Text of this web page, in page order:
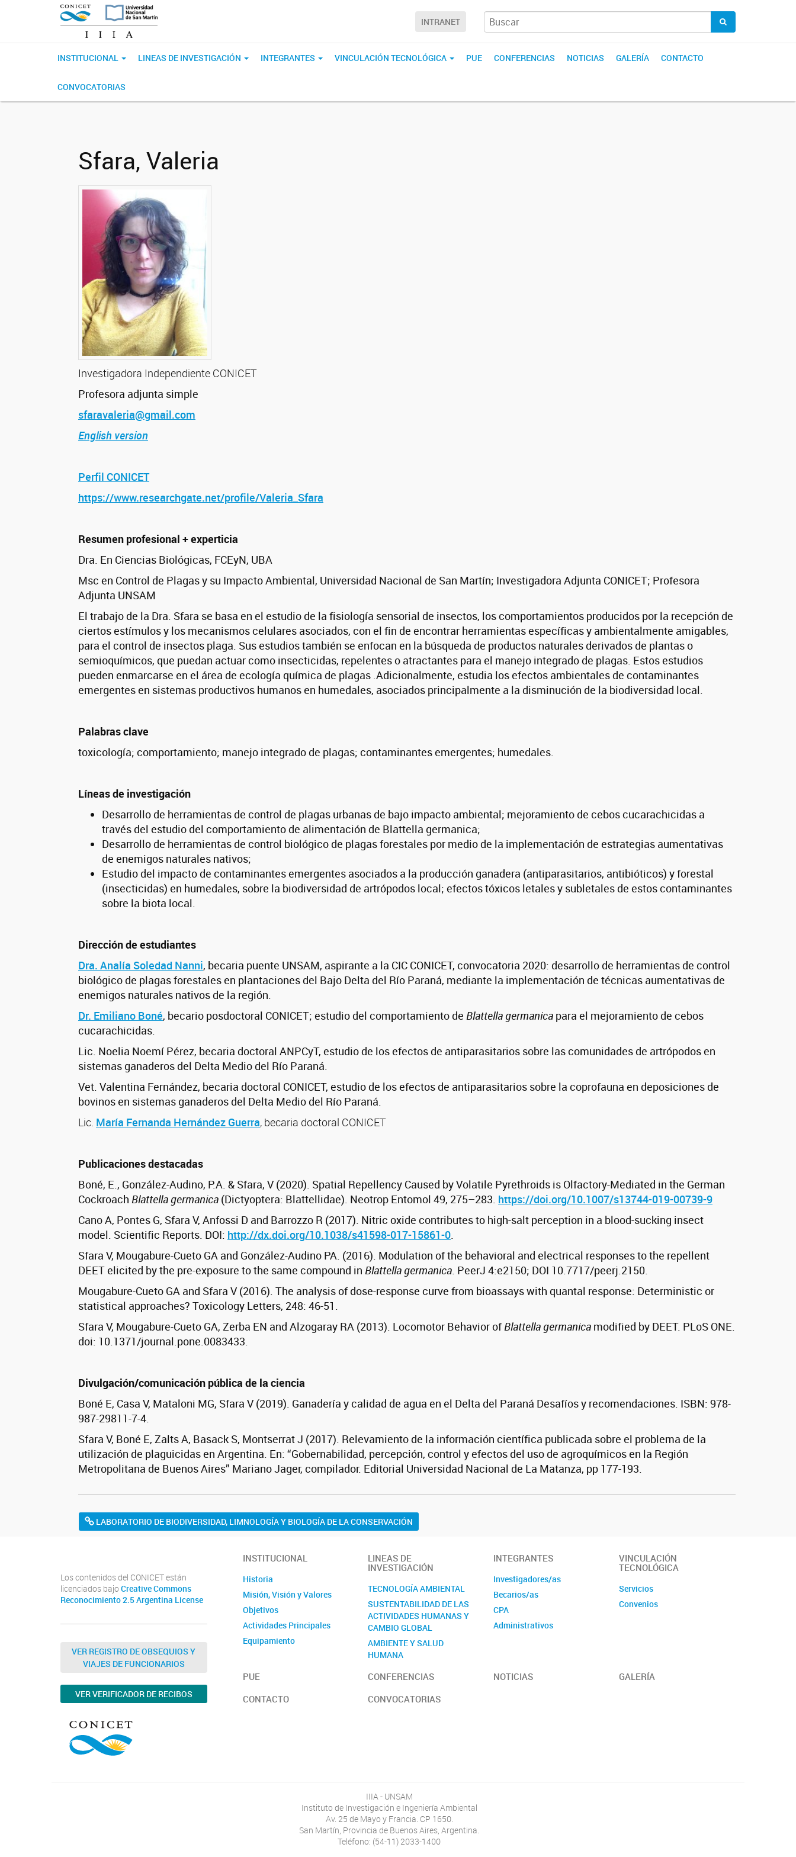
INTRANET
INSTITUCIONAL LINEAS DE INVESTIGACIÓN INTEGRANTES VINCULACIÓN TECNOLÓGICA PUE CONFERENCIAS NOTICIAS GALERÍA CONTACTO
CONVOCATORIAS
Sfara, Valeria
Investigadora Independiente CONICET
Profesora adjunta simple
sfaravaleria@gmail.com
English version
Perfil CONICET
https://www.researchgate.net/profile/Valeria_Sfara
Resumen profesional + experticia
Dra. En Ciencias Biológicas, FCEyN, UBA
Msc en Control de Plagas y su Impacto Ambiental, Universidad Nacional de San Martín; Investigadora Adjunta CONICET; Profesora
Adjunta UNSAM
El trabajo de la Dra. Sfara se basa en el estudio de la fisiología sensorial de insectos, los comportamientos producidos por la recepción de
ciertos estímulos y los mecanismos celulares asociados, con el fin de encontrar herramientas específicas y ambientalmente amigables,
para el control de insectos plaga. Sus estudios también se enfocan en la búsqueda de productos naturales derivados de plantas o
semioquímicos, que puedan actuar como insecticidas, repelentes o atractantes para el manejo integrado de plagas. Estos estudios
pueden enmarcarse en el área de ecología química de plagas .Adicionalmente, estudia los efectos ambientales de contaminantes
emergentes en sistemas productivos humanos en humedales, asociados principalmente a la disminución de la biodiversidad local.
Palabras clave
toxicología; comportamiento; manejo integrado de plagas; contaminantes emergentes; humedales.
Líneas de investigación
Desarrollo de herramientas de control de plagas urbanas de bajo impacto ambiental; mejoramiento de cebos cucarachicidas a
través del estudio del comportamiento de alimentación de Blattella germanica;
Desarrollo de herramientas de control biológico de plagas forestales por medio de la implementación de estrategias aumentativas
de enemigos naturales nativos;
Estudio del impacto de contaminantes emergentes asociados a la producción ganadera (antiparasitarios, antibióticos) y forestal
(insecticidas) en humedales, sobre la biodiversidad de artrópodos local; efectos tóxicos letales y subletales de estos contaminantes
sobre la biota local.
Dirección de estudiantes
Dra. Analía Soledad Nanni, becaria puente UNSAM, aspirante a la CIC CONICET, convocatoria 2020: desarrollo de herramientas de control
biológico de plagas forestales en plantaciones del Bajo Delta del Río Paraná, mediante la implementación de técnicas aumentativas de
enemigos naturales nativos de la región.
Dr. Emiliano Boné, becario posdoctoral CONICET; estudio del comportamiento de Blattella germanica para el mejoramiento de cebos
cucarachicidas.
Lic. Noelia Noemí Pérez, becaria doctoral ANPCyT, estudio de los efectos de antiparasitarios sobre las comunidades de artrópodos en
sistemas ganaderos del Delta Medio del Río Paraná.
Vet. Valentina Fernández, becaria doctoral CONICET, estudio de los efectos de antiparasitarios sobre la coprofauna en deposiciones de
bovinos en sistemas ganaderos del Delta Medio del Río Paraná.
Lic. María Fernanda Hernández Guerra, becaria doctoral CONICET
Publicaciones destacadas
Boné, E., González-Audino, P.A. & Sfara, V (2020). Spatial Repellency Caused by Volatile Pyrethroids is Olfactory-Mediated in the German
Cockroach Blattella germanica (Dictyoptera: Blattellidae). Neotrop Entomol 49, 275–283. https://doi.org/10.1007/s13744-019-00739-9
Cano A, Pontes G, Sfara V, Anfossi D and Barrozzo R (2017). Nitric oxide contributes to high-salt perception in a blood-sucking insect
model. Scientific Reports. DOI: http://dx.doi.org/10.1038/s41598-017-15861-0.
Sfara V, Mougabure-Cueto GA and González-Audino PA. (2016). Modulation of the behavioral and electrical responses to the repellent
DEET elicited by the pre-exposure to the same compound in Blattella germanica. PeerJ 4:e2150; DOI 10.7717/peerj.2150.
Mougabure-Cueto GA and Sfara V (2016). The analysis of dose-response curve from bioassays with quantal response: Deterministic or
statistical approaches? Toxicology Letters, 248: 46-51.
Sfara V, Mougabure-Cueto GA, Zerba EN and Alzogaray RA (2013). Locomotor Behavior ofBlattella germanica modified by DEET. PLoS ONE.
doi: 10.1371/journal.pone.0083433.
Divulgación/comunicación pública de la ciencia
Boné E, Casa V, Mataloni MG, Sfara V (2019). Ganadería y calidad de agua en el Delta del Paraná Desafíos y recomendaciones. ISBN: 978-
987-29811-7-4.
Sfara V, Boné E, Zalts A, Basack S, Montserrat J (2017). Relevamiento de la información científica publicada sobre el problema de la
utilización de plaguicidas en Argentina. En: “Gobernabilidad, percepción, control y efectos del uso de agroquímicos en la Región
Metropolitana de Buenos Aires” Mariano Jager, compilador. Editorial Universidad Nacional de La Matanza, pp 177-193.
LABORATORIO DE BIODIVERSIDAD, LIMNOLOGÍA Y BIOLOGÍA DE LA CONSERVACIÓN
Los contenidos del CONICET están
licenciados bajo Creative Commons
Reconocimiento 2.5 Argentina License
VER REGISTRO DE OBSEQUIOS Y
VIAJES DE FUNCIONARIOS
VER VERIFICADOR DE RECIBOS
INSTITUCIONAL
Historia
Misión, Visión y Valores
Objetivos
Actividades Principales
Equipamiento
LINEAS DE
INVESTIGACIÓN
TECNOLOGÍA AMBIENTAL
SUSTENTABILIDAD DE LAS
ACTIVIDADES HUMANAS Y
CAMBIO GLOBAL
AMBIENTE Y SALUD
HUMANA
INTEGRANTES
Investigadores/as
Becarios/as
CPA
Administrativos
VINCULACIÓN
TECNOLÓGICA
Servicios
Convenios
PUE CONFERENCIAS NOTICIAS
GALERÍA
CONTACTO
CONVOCATORIAS
IIIA - UNSAM
Instituto de Investigación e Ingeniería Ambiental
Av. 25 de Mayo y Francia. CP 1650.
San Martín, Provincia de Buenos Aires, Argentina.
Teléfono: (54-11) 2033-1400